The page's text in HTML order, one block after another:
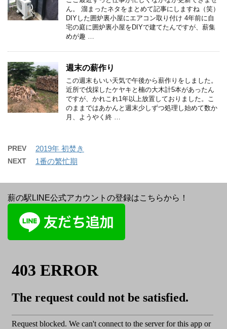
ん。 溜まったネタをまとめて記事にしますね（笑）
DIYした囲炉裏小屋にエアコン取り付け 4年前に自
宅の庭に囲炉裏小屋をDIYで建てたんですが、薪集
めが趣 …
週末の薪作り
この週末もいい天気で午後から薪作りをしました。
近所で伐採したケヤキと楠の大木計5本があったん
ですが、かれこれ1年以上放置しておりました。こ
のままではあかんと週末少しずつ処理し始めて数か
月、ようやく終 …
PREV 2019年 初焚き
NEXT 1番の繁忙期
薪の駅LINE公式アカウントの登録はこちらから！